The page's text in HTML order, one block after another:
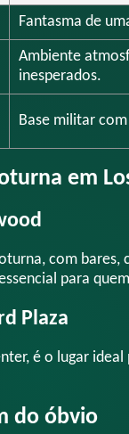
Fantasma de
Ambiente
inesperados.
Base militar
em
com bares,
para
Plaza
é o lugar
do óbvio